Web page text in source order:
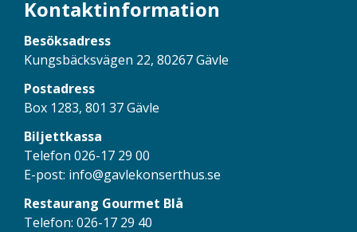
Kontaktinformation
Besöksadress
Kungsbäcksvägen 22, 80267 Gävle
Postadress
Box 1283, 801 37 Gävle
Biljettkassa
Telefon 026-17 29 00
E-post: info@gavlekonserthus.se
Restaurang Gourmet Blå
Telefon: 026-17 29 40